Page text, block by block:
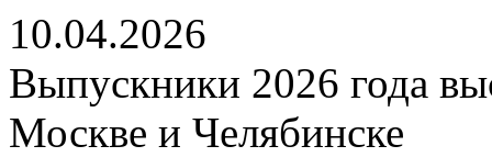
10.04.2026
Выпускники 2026 года
Москве и Челябинске